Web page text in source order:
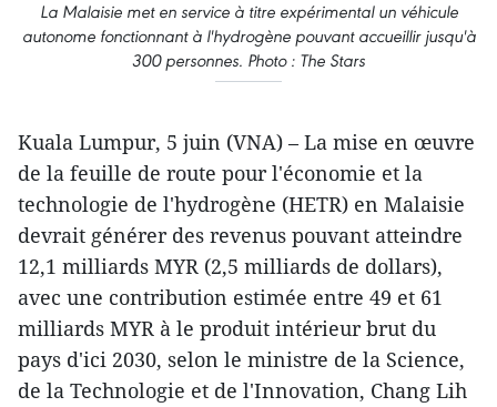
La Malaisie met en service à titre expérimental un véhicule
autonome fonctionnant à l'hydrogène pouvant accueillir jusqu'à
300 personnes. Photo : The Stars
Kuala Lumpur, 5 juin (VNA) – La mise en œuvre
de la feuille de route pour l'économie et la
technologie de l'hydrogène (HETR) en Malaisie
devrait générer des revenus pouvant atteindre
12,1 milliards MYR (2,5 milliards de dollars),
avec une contribution estimée entre 49 et 61
milliards MYR à le produit intérieur brut du
pays d'ici 2030, selon le ministre de la Science,
de la Technologie et de l'Innovation, Chang Lih